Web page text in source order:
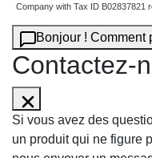
Company with Tax ID B02837821
Bonjour ! Comment
Contactez-
Si vous avez des
un produit qui ne figure